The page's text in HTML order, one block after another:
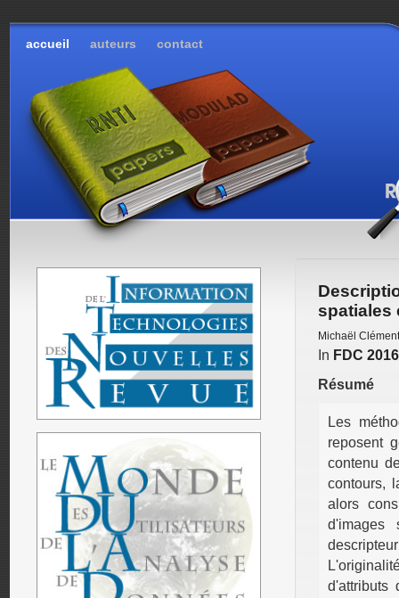
accueil auteurs contact
spatiales
Michaël Clément
In FDC 2016
Résumé
Les
reposent
contenu
contours,
alors
d'images
d'attributs